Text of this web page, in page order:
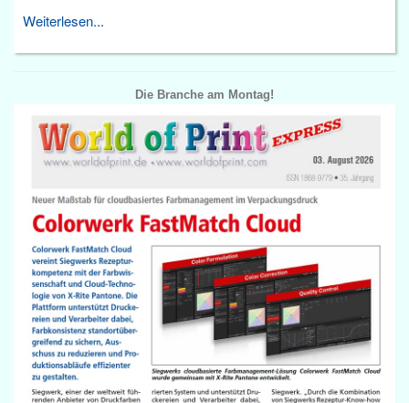
Weiterlesen...
Die Branche am Montag!